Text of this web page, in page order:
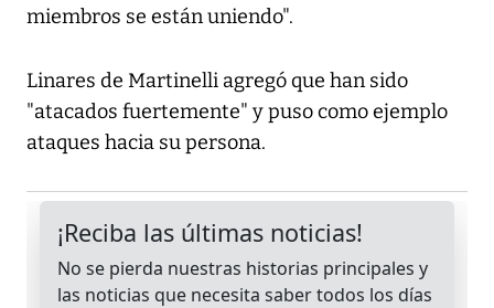
miembros se están uniendo".
Linares de Martinelli agregó que han sido
"atacados fuertemente" y puso como ejemplo
ataques hacia su persona.